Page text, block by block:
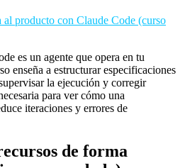
producto con Claude Code (curso
es un agente que opera en tu
enseña a estructurar especificaciones
la ejecución y corregir
para ver cómo una
iteraciones y errores de
de forma